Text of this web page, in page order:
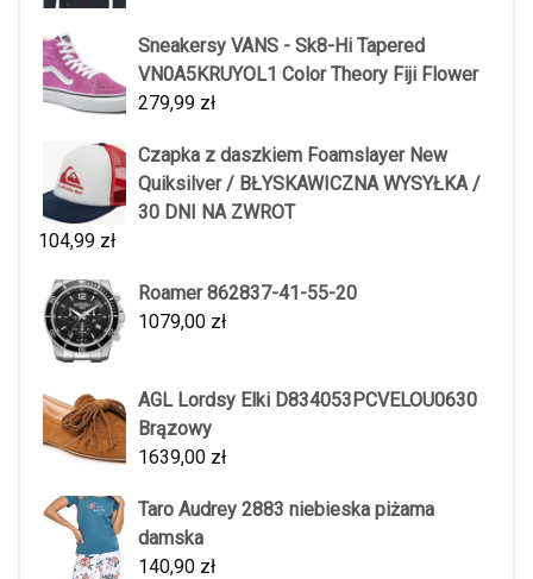
Sneakersy VANS - Sk8-Hi Tapered
VN0A5KRUYOL1 Color Theory Fiji Flower
279,99 zł
Czapka z daszkiem Foamslayer New
Quiksilver / BŁYSKAWICZNA WYSYŁKA /
30 DNI NA ZWROT
104,99 zł
Roamer 862837-41-55-20
1079,00 zł
AGL Lordsy Elki D834053PCVELOU0630
Brązowy
1639,00 zł
Taro Audrey 2883 niebieska piżama
damska
140,90 zł